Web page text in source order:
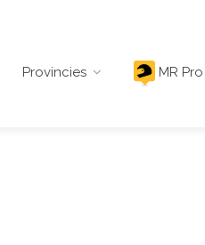
Provincies MR Pro